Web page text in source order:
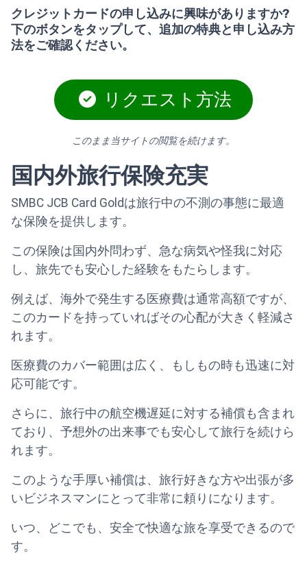
クレジットカードの申し込みに興味がありますか?
下のボタンをタップして、追加の特典と申し込み方
法をご確認ください。
リクエスト方法
このまま当サイトの閲覧を続けます。
国内外旅行保険充実
SMBC JCB Card Goldは旅行中の不測の事態に最適
な保険を提供します。
この保険は国内外問わず、急な病気や怪我に対応
し、旅先でも安心した経験をもたらします。
例えば、海外で発生する医療費は通常高額ですが、
このカードを持っていればその心配が大きく軽減さ
れます。
医療費のカバー範囲は広く、もしもの時も迅速に対
応可能です。
さらに、旅行中の航空機遅延に対する補償も含まれ
ており、予想外の出来事でも安心して旅行を続けら
れます。
このような手厚い補償は、旅行好きな方や出張が多
いビジネスマンにとって非常に頼りになります。
いつ、どこでも、安全で快適な旅を享受できるので
す。